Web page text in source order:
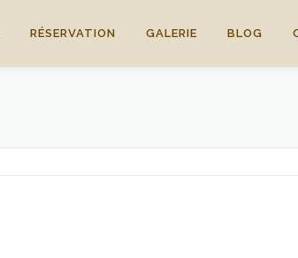
RÉSERVATION GALERIE BLOG